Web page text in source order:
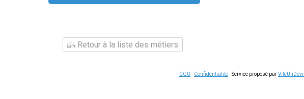
Retour à la liste des métiers
CGU - Confidentialité- Service proposé par